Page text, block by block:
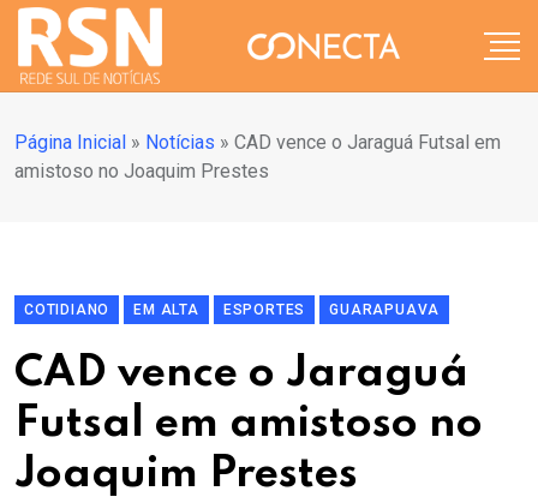
Página Inicial » Notícias » CAD vence o Jaraguá Futsal em
amistoso no Joaquim Prestes
COTIDIANO EM ALTA ESPORTES GUARAPUAVA
CAD vence o Jaraguá
Futsal em amistoso no
Joaquim Prestes